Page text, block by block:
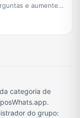
e aumente a
categoria de
do grupo: